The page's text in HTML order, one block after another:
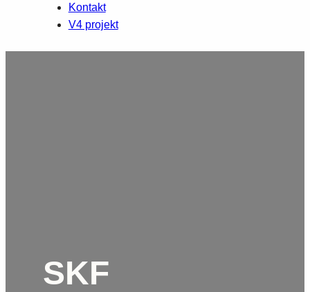
Kontakt
V4 projekt
SKF